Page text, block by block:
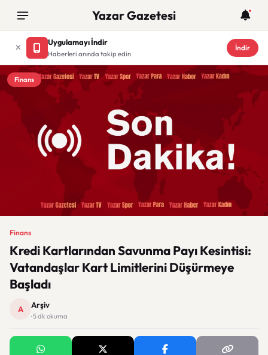
Yazar Gazetesi
Uygulamayı İndir
Haberleri anında takip edin
İndir
Finans
Finans
Kredi Kartlarından Savunma Payı Kesintisi:
Vatandaşlar Kart Limitlerini Düşürmeye
Başladı
A Arşiv
· 5 dk okuma